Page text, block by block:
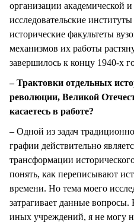
организации академической
исследовательские
исторические факультеты
механизмов их работы
завершилось к концу 1940-х
– Трактовки отдельных
революции, Великой
касаетесь в работе?
– Одной из задач
графии действительно
трансформации
понять, как переписывают
времени. Но тема моего
затрагивает данные вопросы.
иных учреждений, я не могу